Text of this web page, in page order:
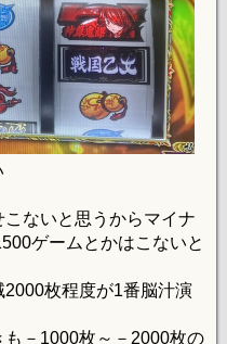
ないと思うからマイナ
ゲームとかはこないと
枚程度が1番脳汁演
－1000枚～－2000枚の